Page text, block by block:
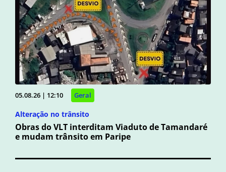
05.08.26 | 12:10 Geral
Alteração no trânsito
Obras do VLT interditam Viaduto de Tamandaré
e mudam trânsito em Paripe